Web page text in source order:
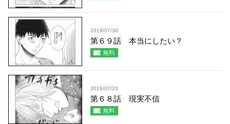
2019/07/30
第６９話 本当にしたい？
無料
2019/07/23
第６８話 現実不信
無料